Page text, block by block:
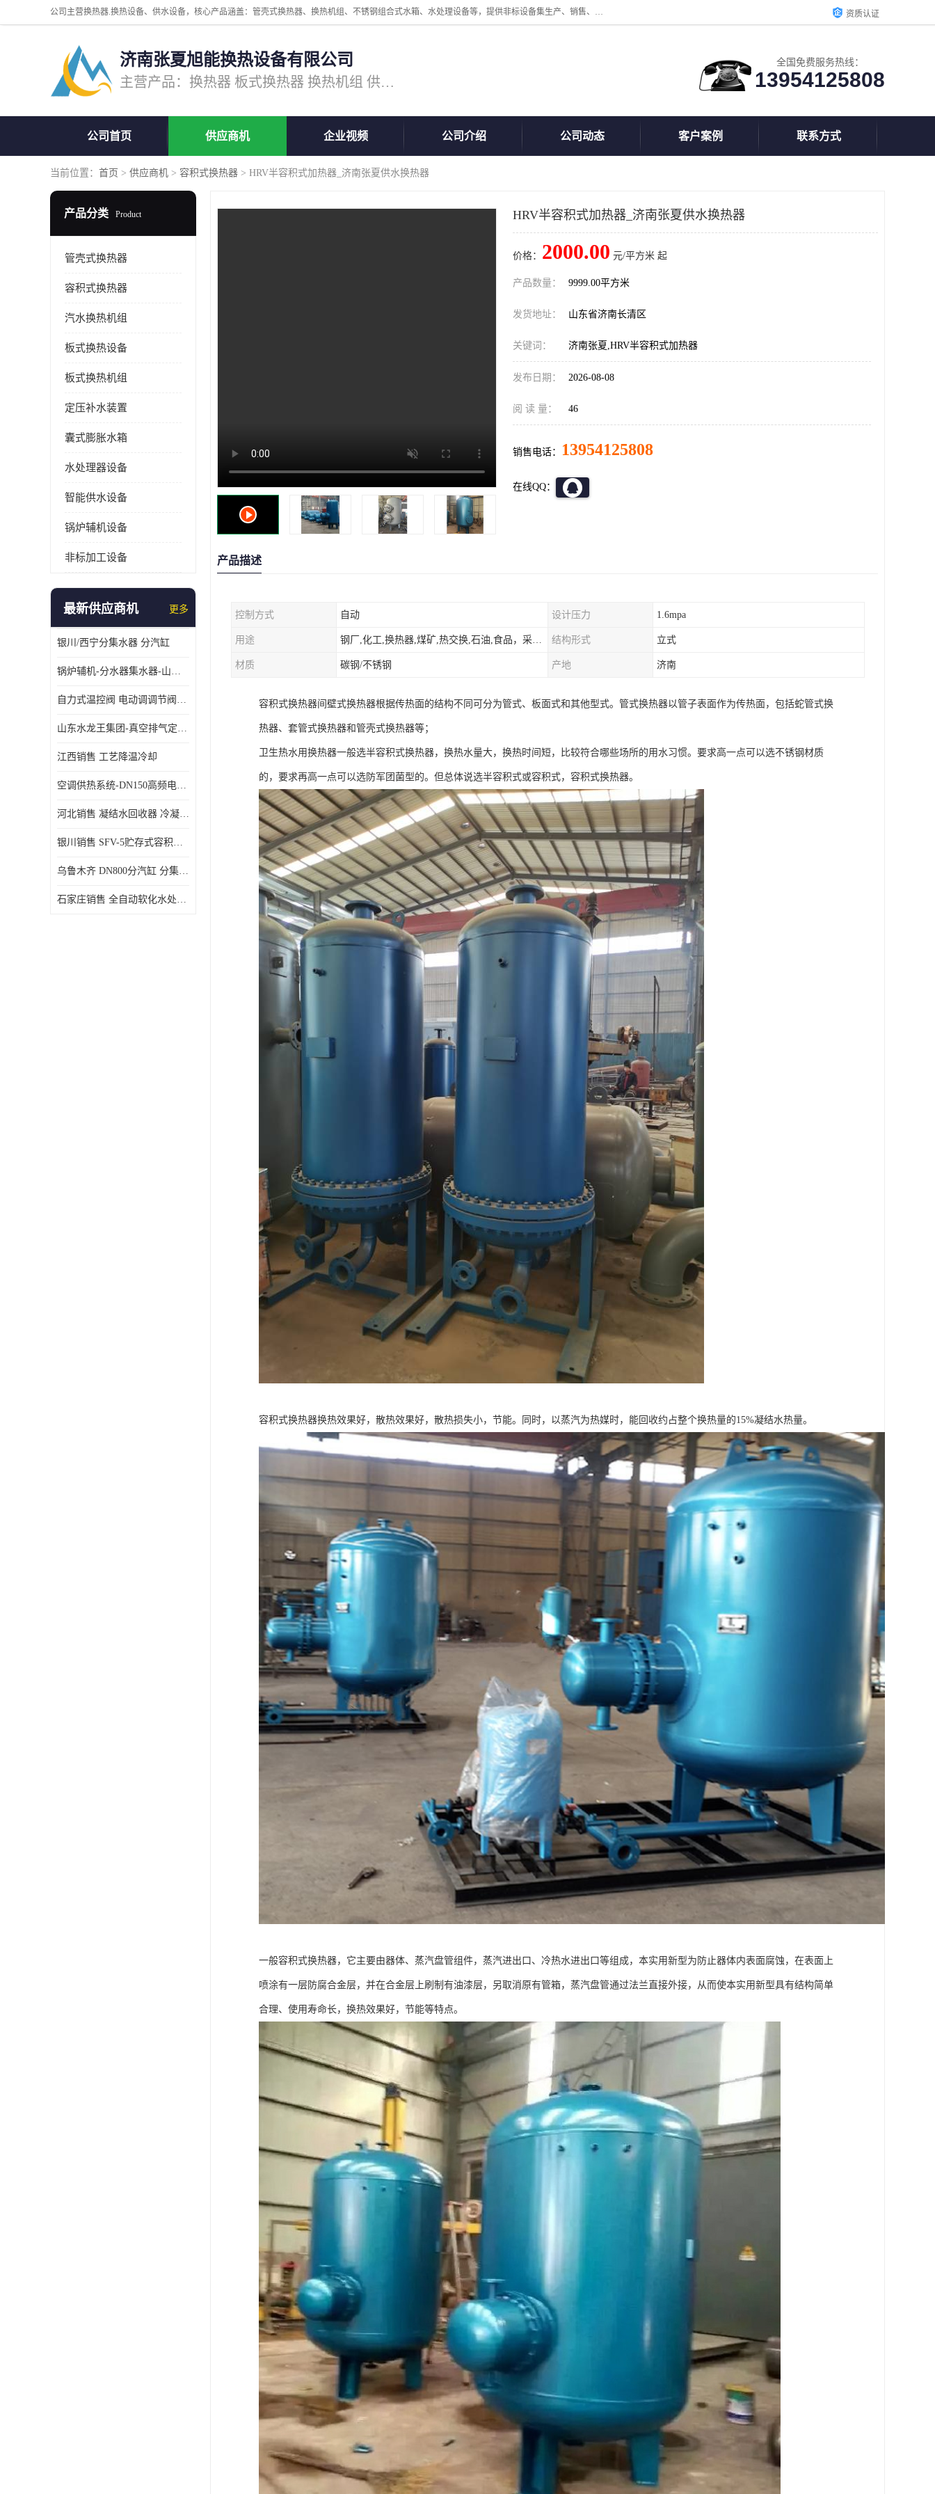
公司主营换热器.换热设备、供水设备，核心产品涵盖：管壳式换热器、换热机组、不锈钢组合式水箱、水处理设备等，提供非标设备集生产、销售、安装一体化服务，可满足全国酒店、学校、医院、商业综合体、工业项目等多场景换热与供水需求。 资质认证
济南张夏旭能换热设备有限公司
主营产品：换热器 板式换热器 换热机组 供水设备 水处理设备
全国免费服务热线：
13954125808
公司首页 供应商机 企业视频 公司介绍 公司动态 客户案例 联系方式
当前位置： 首页 > 供应商机 > 容积式换热器 > HRV半容积式加热器_济南张夏供水换热器
产品分类 Product
管壳式换热器
容积式换热器
汽水换热机组
板式换热设备
板式换热机组
定压补水装置
囊式膨胀水箱
水处理器设备
智能供水设备
锅炉辅机设备
非标加工设备
最新供应商机 更多
银川/西宁分集水器 分汽缸
锅炉辅机-分水器集水器-山东龙源供热设备
自力式温控阀 电动调调节阀温控阀-济南张夏水暖设备
山东水龙王集团-真空排气定压机组
江西销售 工艺降温冷却
空调供热系统-DN150高频电子水除垢仪
河北销售 凝结水回收器 冷凝水回收器
银川销售 SFV-5贮存式容积式换热器
乌鲁木齐 DN800分汽缸 分集水器
石家庄销售 全自动软化水处理器
HRV半容积式加热器_济南张夏供水换热器
价格： 2000.00 元/平方米 起
产品数量： 9999.00平方米
发货地址： 山东省济南长清区
关键词： 济南张夏,HRV半容积式加热器
发布日期： 2026-08-08
阅 读 量： 46
销售电话： 13954125808
在线QQ：
产品描述
控制方式 自动 设计压力 1.6mpa
用途 钢厂,化工,换热器,煤矿,热交换,石油,食品，采暖.供热.空调。 结构形式 立式
材质 碳钢/不锈钢 产地 济南
容积式换热器间壁式换热器根据传热面的结构不同可分为管式、板面式和其他型式。管式换热器以管子表面作为传热面，包括蛇管式换
热器、套管式换热器和管壳式换热器等；
卫生热水用换热器一般选半容积式换热器，换热水量大，换热时间短，比较符合哪些场所的用水习惯。要求高一点可以选不锈钢材质
的，要求再高一点可以选防军团菌型的。但总体说选半容积式或容积式，容积式换热器。
容积式换热器换热效果好，散热效果好，散热损失小，节能。同时，以蒸汽为热媒时，能回收约占整个换热量的15%凝结水热量。
一般容积式换热器，它主要由器体、蒸汽盘管组件，蒸汽进出口、冷热水进出口等组成，本实用新型为防止器体内表面腐蚀，在表面上
喷涂有一层防腐合金层，并在合金层上刷制有油漆层，另取消原有管箱，蒸汽盘管通过法兰直接外接，从而使本实用新型具有结构简单
合理、使用寿命长，换热效果好，节能等特点。